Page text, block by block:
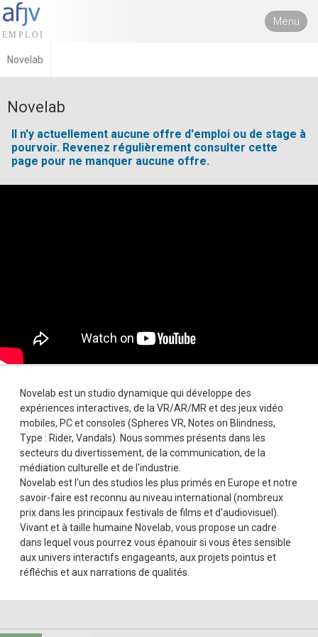
Menu
Novelab
Novelab
Il n'y actuellement aucune offre d'emploi ou de stage à
pourvoir. Revenez régulièrement consulter cette
page pour ne manquer aucune offre.
Novelab est un studio dynamique qui développe des
expériences interactives, de la VR/AR/MR et des jeux vidéo
mobiles, PC et consoles (Spheres VR, Notes on Blindness,
Type : Rider, Vandals). Nous sommes présents dans les
secteurs du divertissement, de la communication, de la
médiation culturelle et de l'industrie.
Novelab est l'un des studios les plus primés en Europe et notre
savoir-faire est reconnu au niveau international (nombreux
prix dans les principaux festivals de films et d'audiovisuel).
Vivant et à taille humaine Novelab, vous propose un cadre
dans lequel vous pourrez vous épanouir si vous êtes sensible
aux univers interactifs engageants, aux projets pointus et
réfléchis et aux narrations de qualités.